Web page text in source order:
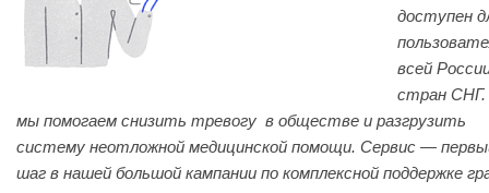
доступен
всей
стран СНГ.
мы помогаем снизить тревогу в обществе и разгрузить
систему неотложной медицинской помощи. Сервис —
шаг в нашей большой кампании по комплексной поддержке